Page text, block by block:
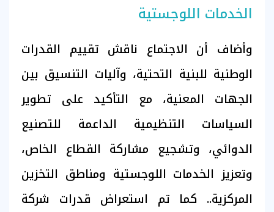
الخدمات اللوجستية
وأضاف أن الاجتماع ناقش تقييم القدرات
الوطنية للبنية التحتية، وآليات التنسيق بين
الجهات المعنية، مع التأكيد على تطوير
السياسات التنظيمية الداعمة للتصنيع
الدوائي، وتشجيع مشاركة القطاع الخاص،
وتعزيز الخدمات اللوجستية ومناطق التخزين
المركزية.. كما تم استعراض قدرات شركة